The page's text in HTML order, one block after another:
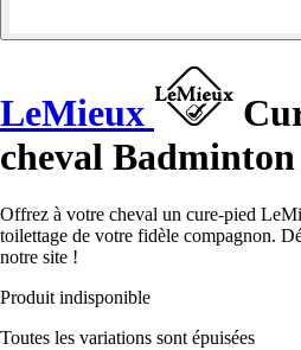
LeMieux
cheval Badminton
Offrez à votre cheval un cure-pied
toilettage de votre fidèle compagnon.
notre site !
Produit indisponible
Toutes les variations sont épuisées